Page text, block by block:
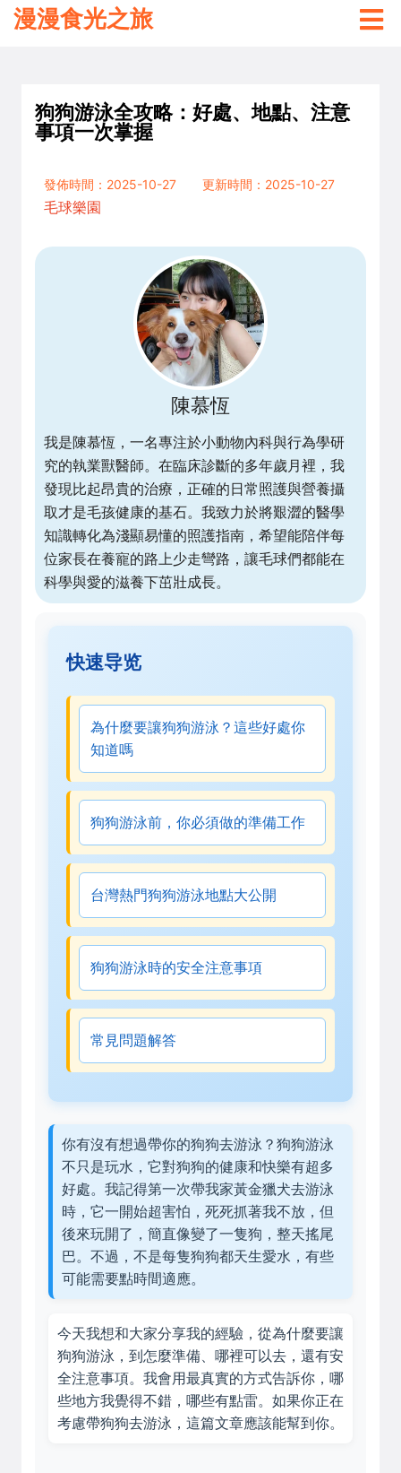
漫漫食光之旅
狗狗游泳全攻略：好處、地點、注意
事項一次掌握
發佈時間：2025-10-27
更新時間：2025-10-27
毛球樂園
陳慕恆
我是陳慕恆，一名專注於小動物內科與行為學研
究的執業獸醫師。在臨床診斷的多年歲月裡，我
發現比起昂貴的治療，正確的日常照護與營養攝
取才是毛孩健康的基石。我致力於將艱澀的醫學
知識轉化為淺顯易懂的照護指南，希望能陪伴每
位家長在養寵的路上少走彎路，讓毛球們都能在
科學與愛的滋養下茁壯成長。
快速导览
為什麼要讓狗狗游泳？這些好處你
知道嗎
狗狗游泳前，你必須做的準備工作
台灣熱門狗狗游泳地點大公開
狗狗游泳時的安全注意事項
常見問題解答
你有沒有想過帶你的狗狗去游泳？狗狗游泳
不只是玩水，它對狗狗的健康和快樂有超多
好處。我記得第一次帶我家黃金獵犬去游泳
時，它一開始超害怕，死死抓著我不放，但
後來玩開了，簡直像變了一隻狗，整天搖尾
巴。不過，不是每隻狗狗都天生愛水，有些
可能需要點時間適應。
今天我想和大家分享我的經驗，從為什麼要讓
狗狗游泳，到怎麼準備、哪裡可以去，還有安
全注意事項。我會用最真實的方式告訴你，哪
些地方我覺得不錯，哪些有點雷。如果你正在
考慮帶狗狗去游泳，這篇文章應該能幫到你。